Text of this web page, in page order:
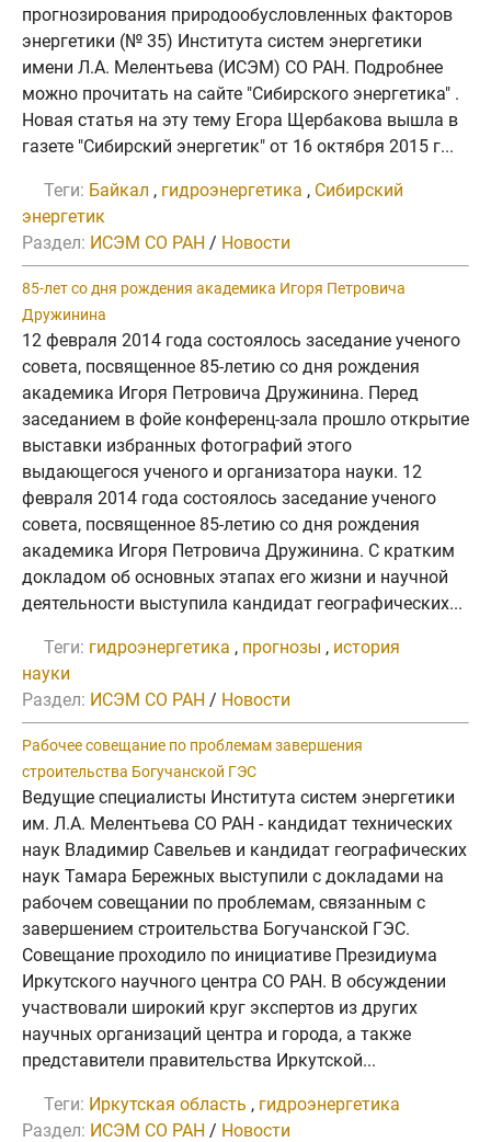
прогнозирования природообусловленных факторов
энергетики (№ 35) Института систем энергетики
имени Л.А. Мелентьева (ИСЭМ) СО РАН. Подробнее
можно прочитать на сайте "Сибирского энергетика" .
Новая статья на эту тему Егора Щербакова вышла в
газете "Сибирский энергетик" от 16 октября 2015 г...
Теги: Байкал , гидроэнергетика , Сибирский
энергетик
Раздел: ИСЭМ СО РАН / Новости
85-лет со дня рождения академика Игоря Петровича
Дружинина
12 февраля 2014 года состоялось заседание ученого
совета, посвященное 85-летию со дня рождения
академика Игоря Петровича Дружинина. Перед
заседанием в фойе конференц-зала прошло открытие
выставки избранных фотографий этого
выдающегося ученого и организатора науки. 12
февраля 2014 года состоялось заседание ученого
совета, посвященное 85-летию со дня рождения
академика Игоря Петровича Дружинина. С кратким
докладом об основных этапах его жизни и научной
деятельности выступила кандидат географических...
Теги: гидроэнергетика , прогнозы , история
науки
Раздел: ИСЭМ СО РАН / Новости
Рабочее совещание по проблемам завершения
строительства Богучанской ГЭС
Ведущие специалисты Института систем энергетики
им. Л.А. Мелентьева СО РАН - кандидат технических
наук Владимир Савельев и кандидат географических
наук Тамара Бережных выступили с докладами на
рабочем совещании по проблемам, связанным с
завершением строительства Богучанской ГЭС.
Совещание проходило по инициативе Президиума
Иркутского научного центра СО РАН. В обсуждении
участвовали широкий круг экспертов из других
научных организаций центра и города, а также
представители правительства Иркутской...
Теги: Иркутская область , гидроэнергетика
Раздел: ИСЭМ СО РАН / Новости